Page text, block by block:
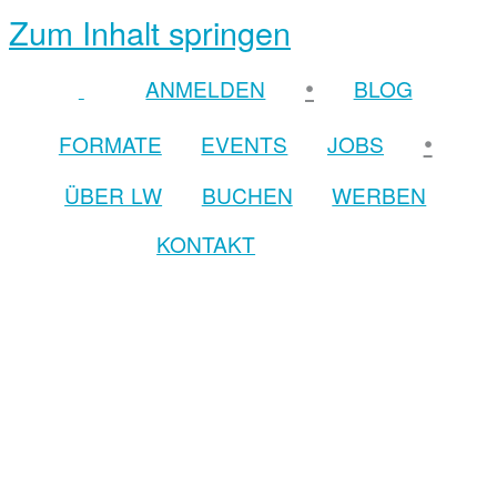
Zum Inhalt springen
ANMELDEN •
BLOG
FORMATE
EVENTS JOBS •
ÜBER LW BUCHEN
WERBEN
KONTAKT